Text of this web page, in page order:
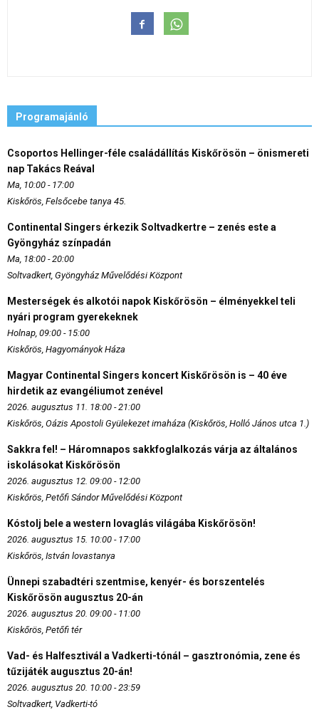
Programajánló
Csoportos Hellinger-féle családállítás Kiskőrösön – önismereti
nap Takács Reával
Ma, 10:00 - 17:00
Kiskőrös, Felsőcebe tanya 45.
Continental Singers érkezik Soltvadkertre – zenés este a
Gyöngyház színpadán
Ma, 18:00 - 20:00
Soltvadkert, Gyöngyház Művelődési Központ
Mesterségek és alkotói napok Kiskőrösön – élményekkel teli
nyári program gyerekeknek
Holnap, 09:00 - 15:00
Kiskőrös, Hagyományok Háza
Magyar Continental Singers koncert Kiskőrösön is – 40 éve
hirdetik az evangéliumot zenével
2026. augusztus 11. 18:00 - 21:00
Kiskőrös, Oázis Apostoli Gyülekezet imaháza (Kiskőrös, Holló János utca 1.)
Sakkra fel! – Háromnapos sakkfoglalkozás várja az általános
iskolásokat Kiskőrösön
2026. augusztus 12. 09:00 - 12:00
Kiskőrös, Petőfi Sándor Művelődési Központ
Kóstolj bele a western lovaglás világába Kiskőrösön!
2026. augusztus 15. 10:00 - 17:00
Kiskőrös, István lovastanya
Ünnepi szabadtéri szentmise, kenyér- és borszentelés
Kiskőrösön augusztus 20-án
2026. augusztus 20. 09:00 - 11:00
Kiskőrös, Petőfi tér
Vad- és Halfesztivál a Vadkerti-tónál – gasztronómia, zene és
tűzijáték augusztus 20-án!
2026. augusztus 20. 10:00 - 23:59
Soltvadkert, Vadkerti-tó